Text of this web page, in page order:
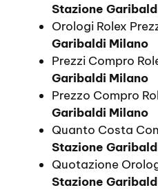
Stazione
Orologi Rolex
Garibaldi Milano
Prezzi Compro
Garibaldi Milano
Prezzo Compro
Garibaldi Milano
Quanto Costa
Stazione
Quotazione
Stazione